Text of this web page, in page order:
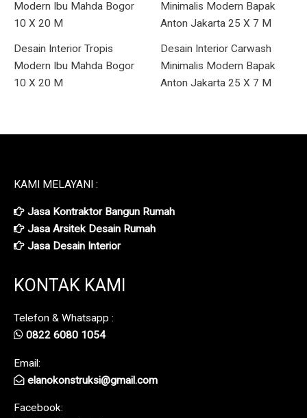
Desain Interior Tropis
Modern Ibu Mahda Bogor
10 X 20 M
Desain Interior Carwash
Minimalis Modern Bapak
Anton Jakarta 25 X 7 M
KAMI MELAYANI :
Jasa Kontraktor Bangun Rumah
Jasa Arsitek Desain Rumah
Jasa Desain Interior
KONTAK KAMI
Telefon & Whatsapp :
0822 6080 1054
Email:
elanokonstruksi@gmail.com
Facebook: